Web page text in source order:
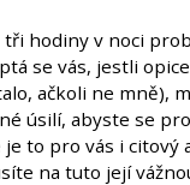
tři hodiny v noci
se vás, jestli
ačkoli ne mně),
úsilí, abyste se
to pro vás i citový
na tuto její